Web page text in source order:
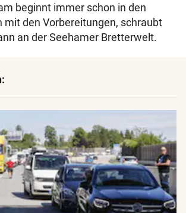
beginnt immer schon in den
mit den Vorbereitungen, schraubt
an der Seehamer Bretterwelt.